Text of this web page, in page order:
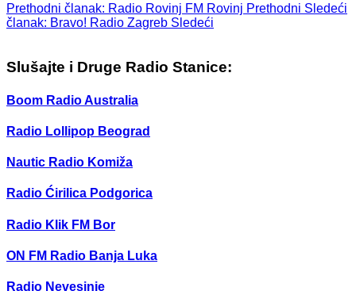
Prethodni članak: Radio Rovinj FM Rovinj Prethodni Sledeći
članak: Bravo! Radio Zagreb Sledeći
Slušajte i Druge Radio Stanice:
Boom Radio Australia
Radio Lollipop Beograd
Nautic Radio Komiža
Radio Ćirilica Podgorica
Radio Klik FM Bor
ON FM Radio Banja Luka
Radio Nevesinje